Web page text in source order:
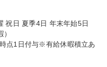
祝日 夏季4日 年末年始5日
点1日付与※有給休暇積立あ